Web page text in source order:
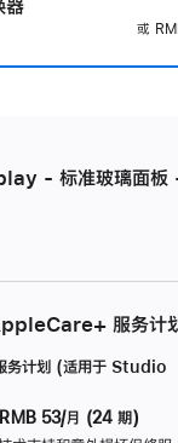
器
或
- 标准玻璃面板
服务计
计划 (适用于 Studio
RMB 53/月 (24 期)